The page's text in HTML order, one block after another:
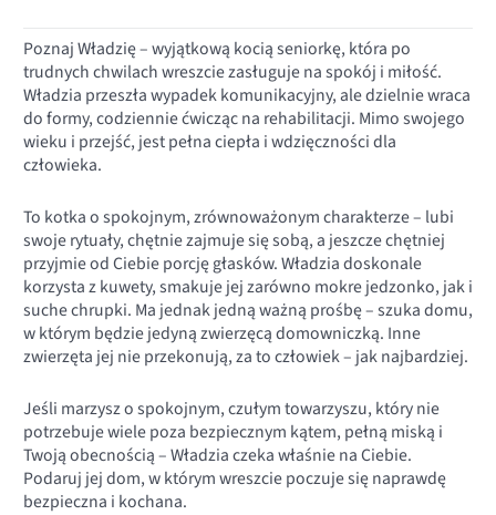
Poznaj Władzię – wyjątkową kocią seniorkę, która po
trudnych chwilach wreszcie zasługuje na spokój i miłość.
Władzia przeszła wypadek komunikacyjny, ale dzielnie wraca
do formy, codziennie ćwicząc na rehabilitacji. Mimo swojego
wieku i przejść, jest pełna ciepła i wdzięczności dla
człowieka.
To kotka o spokojnym, zrównoważonym charakterze – lubi
swoje rytuały, chętnie zajmuje się sobą, a jeszcze chętniej
przyjmie od Ciebie porcję głasków. Władzia doskonale
korzysta z kuwety, smakuje jej zarówno mokre jedzonko, jak i
suche chrupki. Ma jednak jedną ważną prośbę – szuka domu,
w którym będzie jedyną zwierzęcą domowniczką. Inne
zwierzęta jej nie przekonują, za to człowiek – jak najbardziej.
Jeśli marzysz o spokojnym, czułym towarzyszu, który nie
potrzebuje wiele poza bezpiecznym kątem, pełną miską i
Twoją obecnością – Władzia czeka właśnie na Ciebie.
Podaruj jej dom, w którym wreszcie poczuje się naprawdę
bezpieczna i kochana.